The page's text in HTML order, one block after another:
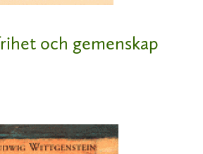
och gemenskap